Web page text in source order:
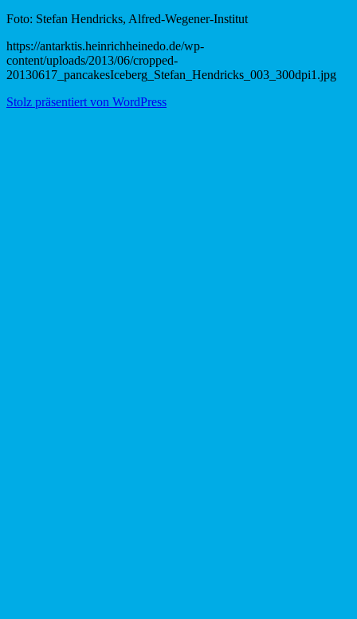
Foto: Stefan Hendricks, Alfred-Wegener-Institut
https://antarktis.heinrichheinedo.de/wp-
content/uploads/2013/06/cropped-
20130617_pancakesIceberg_Stefan_Hendricks_003_300dpi1.jpg
Stolz präsentiert von WordPress